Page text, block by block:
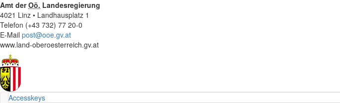
Amt derOö. Landesregierung
4021 Linz • Landhausplatz 1
Telefon (+43 732) 77 20-0
E-Mail post@ooe.gv.at
www.land-oberoesterreich.gv.at
Accesskeys